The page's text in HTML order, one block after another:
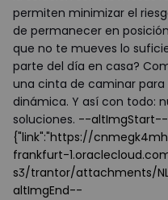
permiten minimizar el
de permanecer en
que no te mueves lo
parte del día en casa?
una cinta de caminar
dinámica. Y así con todo:
soluciones. --altImgStart--
{"link":"https://
frankfurt-
s3/trantor/attachments/
altImgEnd--